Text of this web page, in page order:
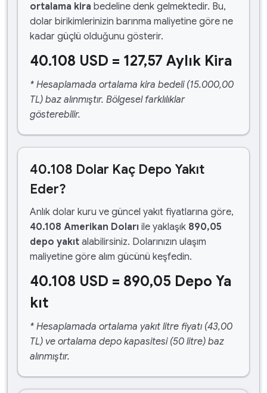
ortalama kira bedeline denk gelmektedir. Bu,
dolar birikimlerinizin barınma maliyetine göre ne
kadar güçlü olduğunu gösterir.
40.108 USD = 127,57 Aylık Kira
* Hesaplamada ortalama kira bedeli (15.000,00
TL) baz alınmıştır. Bölgesel farklılıklar
gösterebilir.
40.108 Dolar Kaç Depo Yakıt
Eder?
Anlık dolar kuru ve güncel yakıt fiyatlarına göre,
40.108 Amerikan Doları ile yaklaşık 890,05
depo yakıt alabilirsiniz. Dolarınızın ulaşım
maliyetine göre alım gücünü keşfedin.
40.108 USD = 890,05 Depo Ya
kıt
* Hesaplamada ortalama yakıt litre fiyatı (43,00
TL) ve ortalama depo kapasitesi (50 litre) baz
alınmıştır.